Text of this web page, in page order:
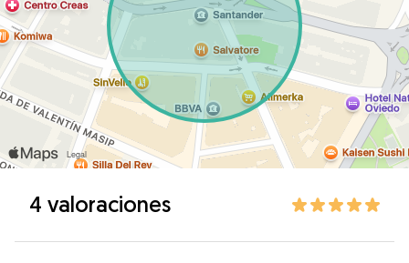
4 valoraciones